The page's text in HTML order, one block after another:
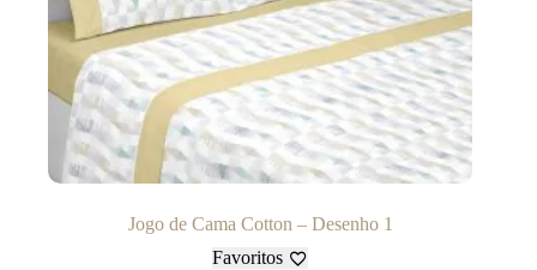
Jogo de Cama Cotton – Desenho 1
Favoritos